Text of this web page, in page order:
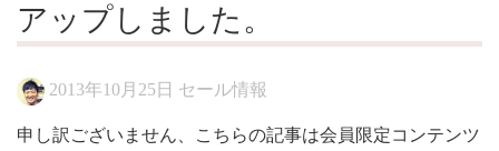
アップしました。
2013年10月25日 セール情報
申し訳ございません、こちらの記事は会員限定コンテンツ